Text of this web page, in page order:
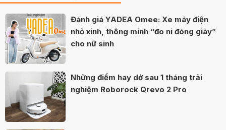
Đánh giá YADEA Omee: Xe máy điện
nhỏ xinh, thông minh “đo ni đóng giày”
cho nữ sinh
Những điểm hay dở sau 1 tháng trải
nghiệm Roborock Qrevo 2 Pro